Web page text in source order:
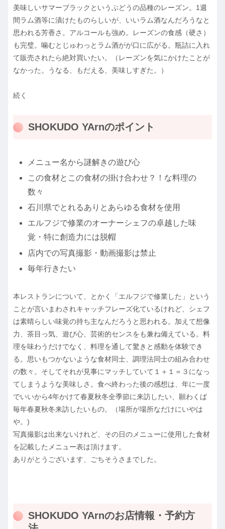
美味しいサマーブラックというぶどうの品種のレーズン。1週
間ラム酒等に漬けたものらしいが、いいラム酒なんだろうなと
思われる芳香さ。アルコールも強め。レーズンの食感（硬さ）
も完璧。噛むとじゅわっとラム酒がが口に広がる。瓶詰に入れ
て販売されたら絶対買いたい。（レーズンを気にかけたことが
なかった。うなる、もだえる、美味しすぎた。）
続く
SHOKUDO YArnのポイント
メニュー名から謎解きの遊び心
この食材とこの食材の掛け合わせ？！な料理の
数々
石川県でとれるありとあらゆる食材を使用
エルフジで修業のオーナーシェフの卓越した味
覚・特に創造力には脱帽
店内での写真撮影・動画撮影は禁止
毎年行きたい
本レストランについて、とかく「エルフジで修業した」という
ことが言いまわされキャッチフレーズ化ているけれど、シェフ
は素晴らしい味覚の持ち主なんだろうと思われる。加えて想像
力、茶目っ気、遊び心、芸術的センスをも兼ね備えている。料
理を味わうだけでなく、料理を通して驚きと感動を体験でき
る。思いもつかないような食材同士、調理法同士の組み合わせ
の数々。そしてそれが見事にマッチしていて１＋１＝３になっ
てしまうような美味しさ。食べ終わった後の感想は、年に一度
でいいから4年かけて春夏秋冬全季節に来訪したい、願わくば
毎年春夏秋冬来訪したいもの。（場所が場所なだけにいやは
や。)
写真撮影は出来ないけれど、その日のメニューに使用した食材
を記載したメニュー表は頂けます。
ありがとうございます、ごちそうさまでした。
SHOKUDO YArnのお店情報・予約方